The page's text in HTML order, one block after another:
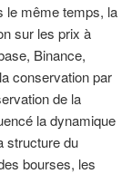
le même temps, la
sur les prix à
Binance,
conservation par
de la
la dynamique
structure du
bourses, les